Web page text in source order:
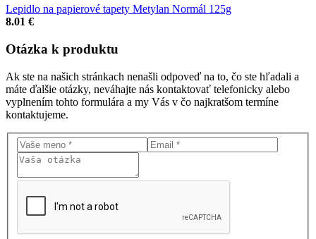
Lepidlo na papierové tapety Metylan Normál 125g
8.01 €
Otázka k produktu
Ak ste na našich stránkach nenašli odpoveď na to, čo ste hľadali a
máte ďalšie otázky, neváhajte nás kontaktovať telefonicky alebo
vyplnením tohto formulára a my Vás v čo najkratšom termíne
kontaktujeme.